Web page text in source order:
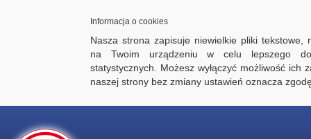
Informacja o cookies
Nasza strona zapisuje niewielkie pliki tekstowe,
na Twoim urządzeniu w celu lepszego
statystycznych. Możesz wyłączyć możliwość ich
naszej strony bez zmiany ustawień oznacza